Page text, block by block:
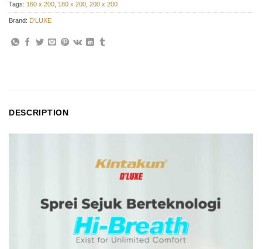
Tags: 160 x 200 180 x 200 200 x 200
Brand: D'LUXE
DESCRIPTION